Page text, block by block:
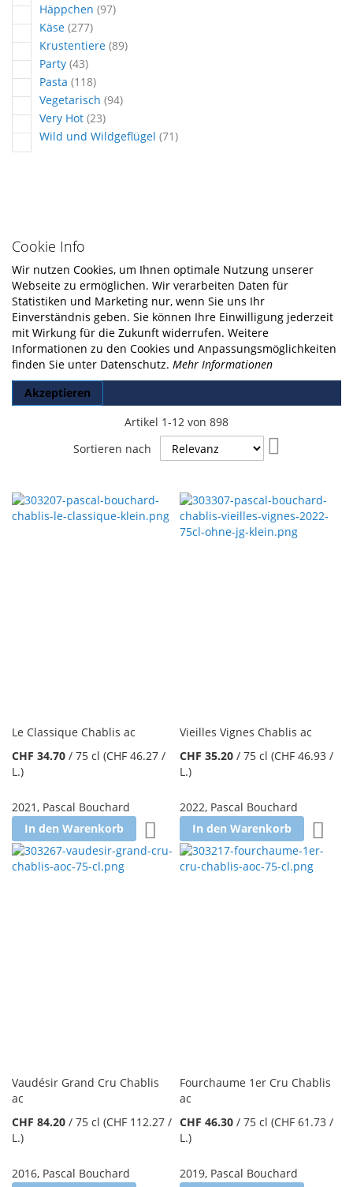
Cookie Info
Wir nutzen Cookies, um Ihnen optimale Nutzung unserer
Webseite zu ermöglichen. Wir verarbeiten Daten für
Statistiken und Marketing nur, wenn Sie uns Ihr
Einverständnis geben. Sie können Ihre Einwilligung jederzeit
mit Wirkung für die Zukunft widerrufen. Weitere
Informationen zu den Cookies und Anpassungsmöglichkeiten
finden Sie unter Datenschutz. Mehr Informationen
Akzeptieren
Artikel 1-12 von 898
Sortieren nach
Le Classique Chablis ac
CHF 34.70 / 75 cl (CHF 46.27 /
L.)
2021 , Pascal Bouchard
In den Warenkorb
Zur Wunschliste hinzufügen
Vieilles Vignes Chablis ac
CHF 35.20 /75 cl (CHF 46.93 /
L.)
2022, Pascal Bouchard
In den Warenkorb
Vaudésir Grand Cru Chablis
ac
CHF 84.20 / 75 cl (CHF 112.27 /
L.)
2016, Pascal Bouchard
Fourchaume 1er Cru Chablis
ac
CHF 46.30 /75 cl (CHF 61.73 /
L.)
2019, Pascal Bouchard
Häppchen 97Artikel
Käse 277Artikel
Krustentiere 89Artikel
Party 43Artikel
Pasta 118Artikel
Vegetarisch 94Artikel
Very Hot 23Artikel
Wild und Wildgeflügel 71Artikel